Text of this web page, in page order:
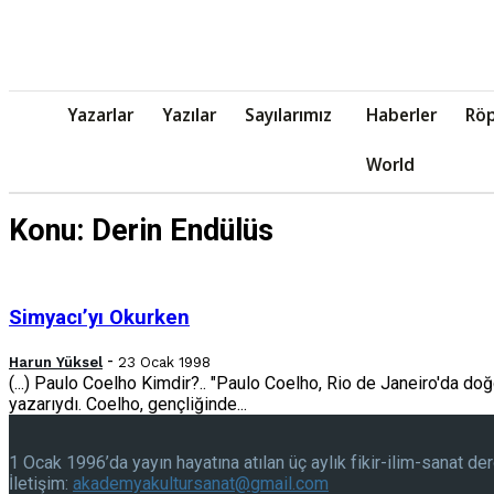
Yazarlar Yazılar Sayılarımız Haberler
World
Konu: Derin Endülüs
Simyacı’yı Okurken
Harun Yüksel - 23 Ocak 1998
(...) Paulo Coelho Kimdir?.. "Paulo Coelho, Rio de Janeiro'da
yazarıydı. Coelho, gençliğinde...
1 Ocak 1996’da yayın hayatına atılan üç aylık fikir-ilim-sanat
İletişim: akademyakultursanat@gmail.com